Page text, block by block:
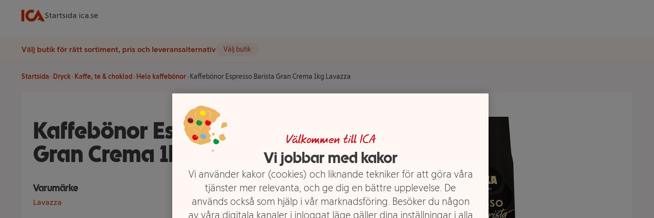
Startsida ica.se
Välj butik för rätt sortiment, pris och leveransalternativ Välj butik
Startsida Dryck Kaffe, te & choklad Hela kaffebönor Kaffebönor Espresso Barista Gran Crema 1kg Lavazza
Kaffebönor Espresso Barista
Gran Crema 1kg Lavazza
Varumärke
Lavazza
Välkommen till ICA
Vi jobbar med kakor
Vi använder kakor (cookies) och liknande tekniker för att göra våra
tjänster mer relevanta, och ge dig en bättre upplevelse. De
används också som hjälp i vår marknadsföring. Besöker du någon
av våra digitala kanaler i inloggat läge gäller dina inställningar i alla